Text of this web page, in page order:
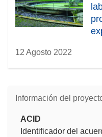
12 Agosto 2022
Información del
ACID
Identificador del